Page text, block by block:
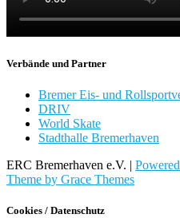
Verbände und Partner
Bremer Eis- und
DRIV
World Skate
Stadthalle Bremerhaven
ERC Bremerhaven e.V. |
Theme by Grace Themes
Cookies / Datenschutz